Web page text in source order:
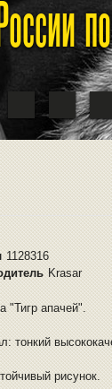
1128316
Krasar
"Тигр апачей".
тонкий
рисунок.